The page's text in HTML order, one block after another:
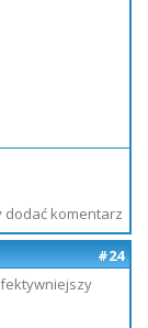
dodać komentarz
#24